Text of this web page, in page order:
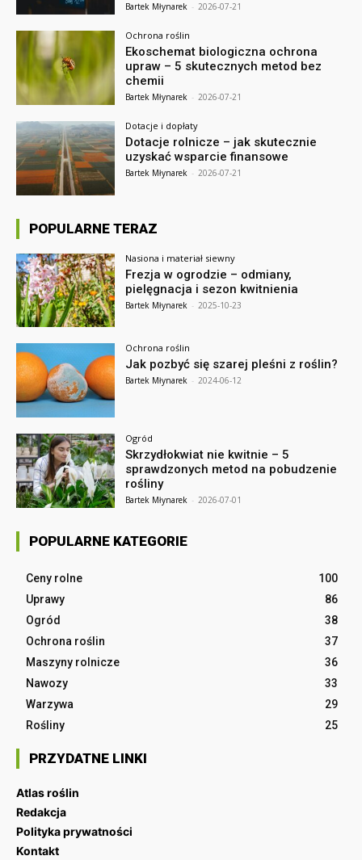
Bartek Młynarek - 2026-07-21
Ochrona roślin
Ekoschemat biologiczna ochrona
upraw – 5 skutecznych metod bez
chemii
Bartek Młynarek - 2026-07-21
Dotacje i dopłaty
Dotacje rolnicze – jak skutecznie
uzyskać wsparcie finansowe
Bartek Młynarek - 2026-07-21
POPULARNE TERAZ
Nasiona i materiał siewny
Frezja w ogrodzie – odmiany,
pielęgnacja i sezon kwitnienia
Bartek Młynarek - 2025-10-23
Ochrona roślin
Jak pozbyć się szarej pleśni z roślin?
Bartek Młynarek - 2024-06-12
Ogród
Skrzydłokwiat nie kwitnie – 5
sprawdzonych metod na pobudzenie
rośliny
Bartek Młynarek - 2026-07-01
POPULARNE KATEGORIE
Ceny rolne
100
Uprawy
86
Ogród
38
Ochrona roślin
37
Maszyny rolnicze
36
Nawozy
33
Warzywa
29
Rośliny
25
PRZYDATNE LINKI
Atlas roślin
Redakcja
Polityka prywatności
Kontakt